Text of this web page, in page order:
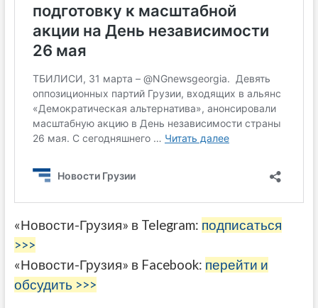
«Новости-Грузия» в Telegram: подписаться
>>>
«Новости-Грузия» в Facebook: перейти и
обсудить >>>